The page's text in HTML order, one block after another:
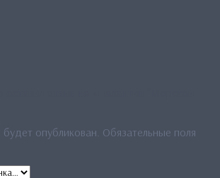
опубликован. Обязательные поля